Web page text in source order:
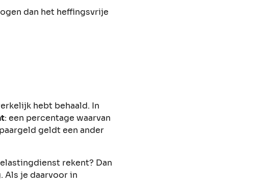
dan het heffingsvrije
hebt behaald. In
: een percentage waarvan
geldt een ander
rekent? Dan
Als je daarvoor in